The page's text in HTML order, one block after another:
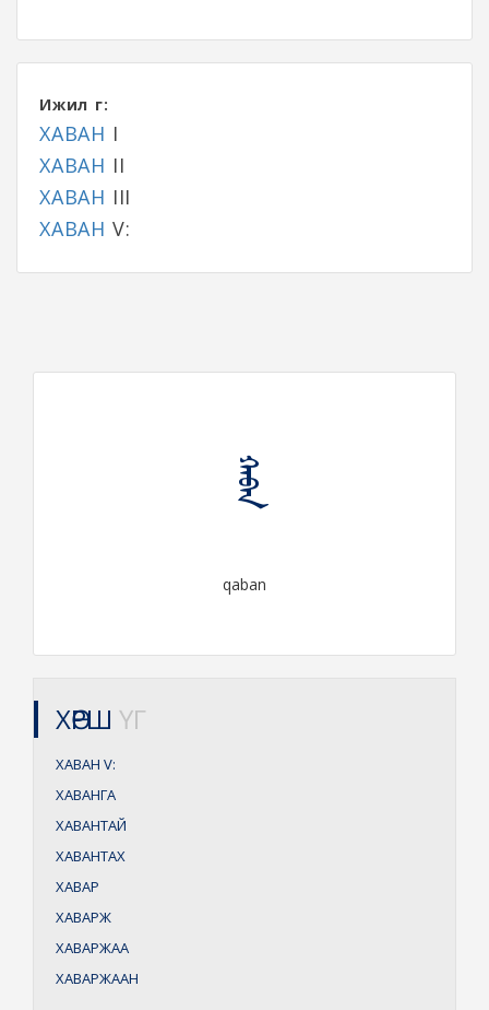
Ижил үг:
ХАВАН I
ХАВАН II
ХАВАН III
ХАВАН V:
ᠬᠠᠪᠠᠨ
qaban
ХӨРШ ҮГ
ХАВАН V:
ХАВАНГА
ХАВАНТАЙ
ХАВАНТАХ
ХАВАР
ХАВАРЖ
ХАВАРЖАА
ХАВАРЖААН